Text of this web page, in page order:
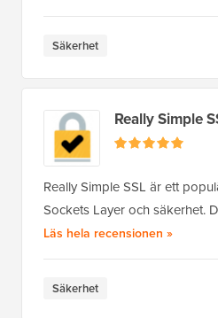
Säkerhet
Really Simple
Really Simple SSL är ett
Sockets Layer och säkerhet.
Läs hela recensionen av Really
»
Säkerhet